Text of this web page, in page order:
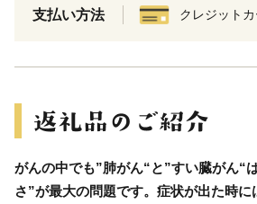
支払い方法 クレジットカ
がんの中でも”肺がん“と”すい臓がん“
さ”が最大の問題です。症状が出た時